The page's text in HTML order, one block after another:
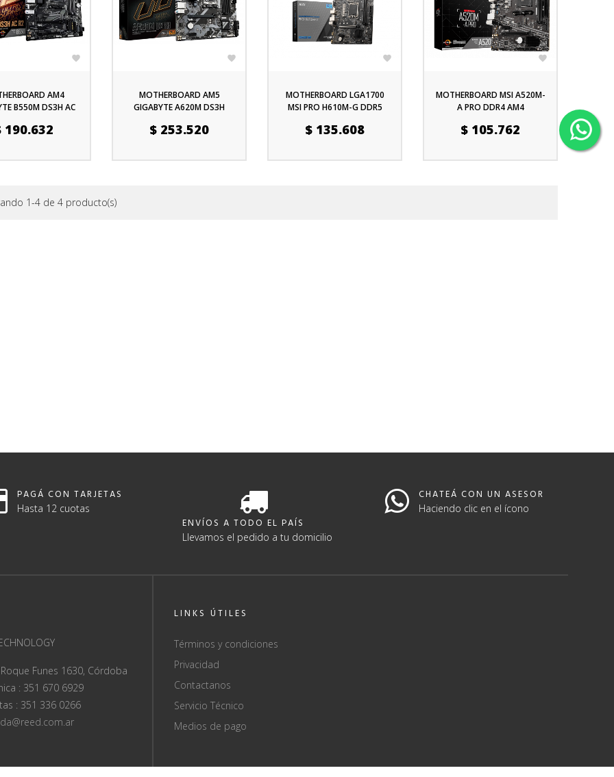

AM4
B550M DS3H AC
190.632

MOTHERBOARD AM5
GIGABYTE A620M DS3H
Precio
$ 253.520

MOTHERBOARD LGA1700
MSI PRO H610M-G DDR5
Precio
$ 135.608

MOTHERBOARD MSI A520M-
A PRO DDR4 AM4
Precio
$ 105.762
1-4 de 4 producto(s)
PAGÁ CON TARJETAS
Hasta 12 cuotas
ENVÍOS A TODO EL PAÍS
Llevamos el pedido a tu domicilio
CHATEÁ CON UN ASESOR
Haciendo clic en el ícono
Funes 1630, Córdoba
: 351 670 6929
: 351 336 0266
LINKS ÚTILES
Términos y condiciones
Privacidad
Contactanos
Servicio Técnico
Medios de pago